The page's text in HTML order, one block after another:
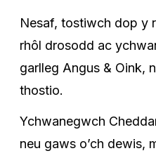
Nesaf, tostiwch dop y
rhôl drosodd ac
garlleg Angus & Oink,
thostio.
Ychwanegwch
neu gaws o’ch dewis,